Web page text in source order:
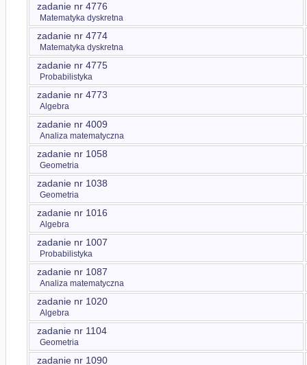
zadanie nr 4776
Matematyka dyskretna
zadanie nr 4774
Matematyka dyskretna
zadanie nr 4775
Probabilistyka
zadanie nr 4773
Algebra
zadanie nr 4009
Analiza matematyczna
zadanie nr 1058
Geometria
zadanie nr 1038
Geometria
zadanie nr 1016
Algebra
zadanie nr 1007
Probabilistyka
zadanie nr 1087
Analiza matematyczna
zadanie nr 1020
Algebra
zadanie nr 1104
Geometria
zadanie nr 1090